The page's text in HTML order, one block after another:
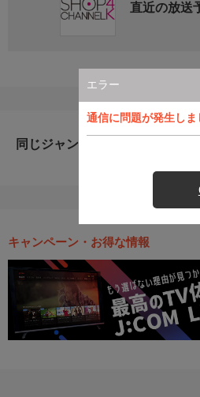
エラー
通信に問題が発生し
直近の放送
同じジャンルのおすすめ番組
キャンペーン・お得な情報